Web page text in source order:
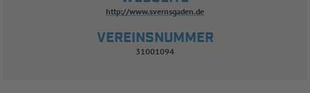
http://www.svernsgaden.de
VEREINSNUMMER
31001094